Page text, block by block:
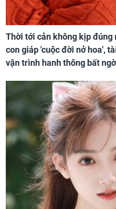
Thời tới cản không kịp
con giáp 'cuộc đời nở hoa',
vận trình hanh thông bất ngờ